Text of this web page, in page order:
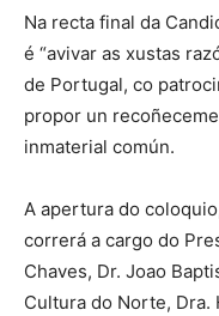
Na recta final da
é “avivar as xustas
de Portugal, co
propor un
inmaterial común.
A apertura do
correrá a cargo do
Chaves, Dr. Joao
Cultura do Norte, Dra.